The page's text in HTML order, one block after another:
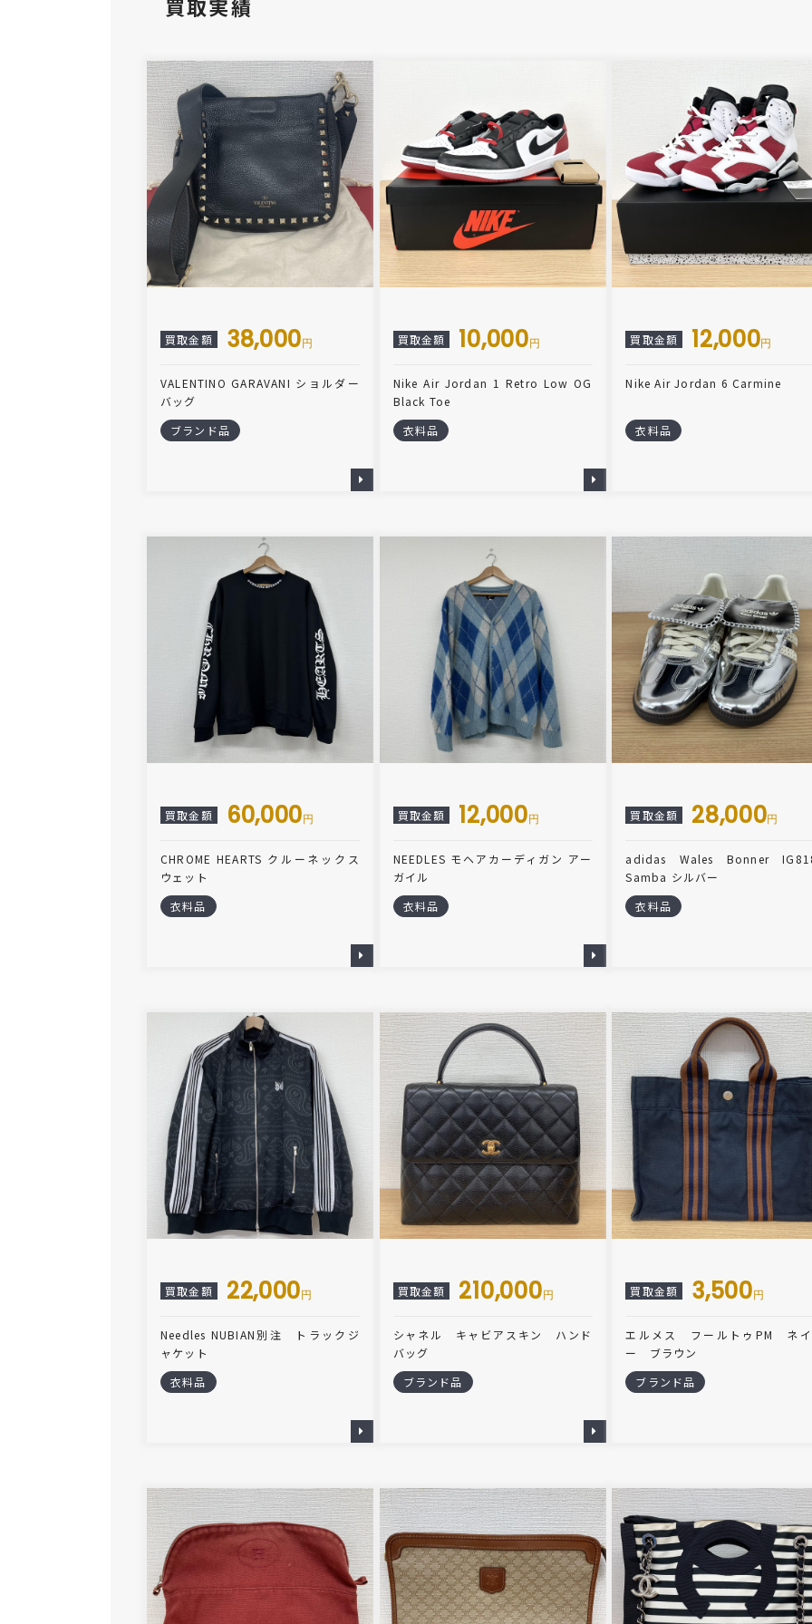
買取実績
買取金額 38,000円
VALENTINO GARAVANI ショルダー
バッグ
ブランド品
買取金額 10,000円
Nike Air Jordan 1 Retro Low OG
Black Toe
衣料品
買取金額 12,000円
Nike Air Jordan 6 Carmine
衣料品
買取金額 60,000円
CHROME HEARTS クルーネックス
ウェット
衣料品
買取金額 12,000円
NEEDLES モヘアカーディガン アー
ガイル
衣料品
買取金額 28,000円
adidas Wales Bonner
Samba シルバー
衣料品
買取金額 22,000円
Needles NUBIAN別注 トラックジ
ャケット
衣料品
買取金額 210,000円
シャネル キャビアスキン ハンド
バッグ
ブランド品
買取金額 3,500円
エルメス フールトゥPM ネ
ー ブラウン
ブランド品